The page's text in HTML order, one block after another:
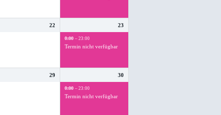
22 23
0:00 – 23:00
Termin nicht verfügbar
29 30
0:00 – 23:00
Termin nicht verfügbar